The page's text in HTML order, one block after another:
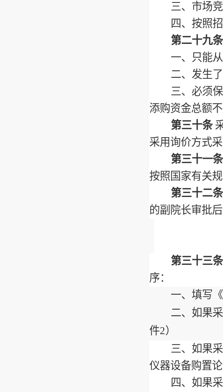
三、市场
四、按照
第二十九条
一、只能
二、发生
三、必须
添购资金总额
第三十条
采用询价方式
第三十一条
按照国家有关
第三十二条
的副院长审批
第三十三条
序：
一、 填写
二、如果
件2）
三、如果
仪器设备购置
四、如果